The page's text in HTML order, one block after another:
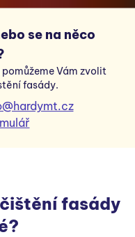
se na něco
Vám zvolit
fasády.
fasády